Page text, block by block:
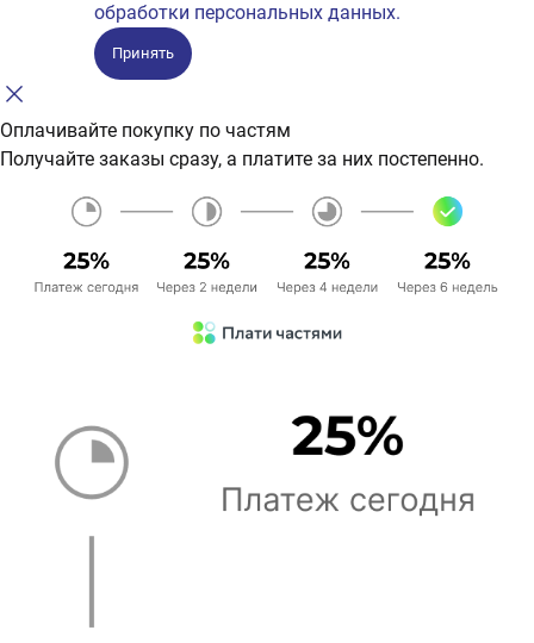
обработки персональных данных.
Принять
Оплачивайте покупку по частям
Получайте заказы сразу, а платите за них постепенно.